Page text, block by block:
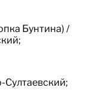
Бунтина) /